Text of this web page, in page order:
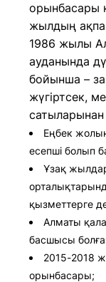
орынбасары
жылдың
1986 жылы
ауданында
бойынша –
жүгіртсек,
сатыларынан
Еңбек
есепші болып
Ұзақ
қызметтерге
Алматы
басшысы
2015-2018
орынбасары;